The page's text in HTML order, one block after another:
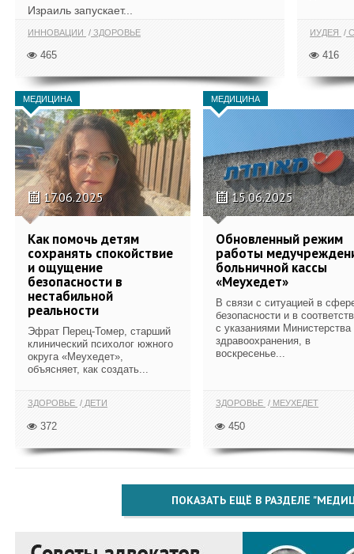
Израиль запускает...
ИННОВАЦИИ ЗДОРОВЬЕ
465
ИУДЕЯ
416
МЕДИЦИНА
17.06.2025
Как помочь детям
сохранять спокойствие
и ощущение
безопасности в
нестабильной
реальности
Эфрат Перец-Томер, старший
клинический психолог южного
округа «Меухедет»,
объясняет, как создать...
ЗДОРОВЬЕ ДЕТИ
372
МЕДИЦИНА
15.06.2025
Обновленный режим
работы
больничной кассы
«Меухедет»
В связи с ситуацией в
безопасности и в
с указаниями Министерства
здравоохранения, в
воскресенье...
ЗДОРОВЬЕ МЕУХЕДЕТ
450
ПОКАЗАТЬ ЕЩЁ В РАЗДЕЛЕ